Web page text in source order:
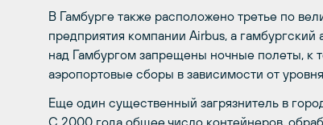
В Гамбурге также расположено третье по
предприятия компании Airbus, а
над Гамбургом запрещены ночные полеты,
аэропортовые сборы в зависимости от
Еще один существенный загрязнитель в
С 2000 года общее число контейнеров,